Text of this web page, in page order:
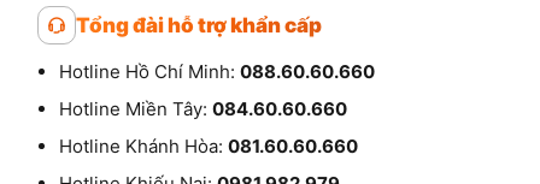
Tổng đài hỗ trợ khẩn cấp
Hotline Hồ Chí Minh: 088.60.60.660
Hotline Miền Tây: 084.60.60.660
Hotline Khánh Hòa: 081.60.60.660